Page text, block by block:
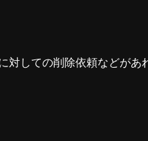
対しての削除依頼などがあ